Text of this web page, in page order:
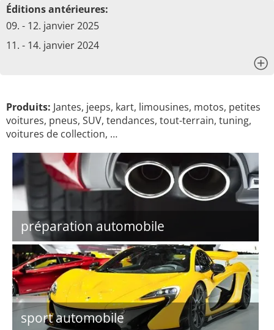
Éditions antérieures:
09. - 12. janvier 2025
11. - 14. janvier 2024
Produits: Jantes, jeeps, kart, limousines, motos, petites
voitures, pneus, SUV, tendances, tout-terrain, tuning,
voitures de collection, …
préparation automobile
sport automobile